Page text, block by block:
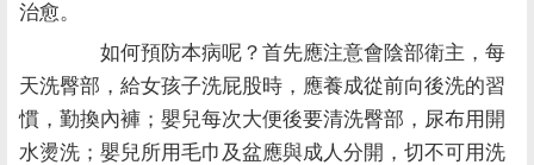
治愈。
如何預防本病呢？首先應注意會陰部衛主，每
天洗臀部，給女孩子洗屁股時，應養成從前向後洗的習
慣，勤換內褲；嬰兒每次大便後要清洗臀部，尿布用開
水燙洗；嬰兒所用毛巾及盆應與成人分開，切不可用洗